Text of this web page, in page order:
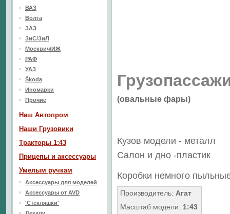
(овальные фары)
Кузов модели - металл
Салон и дно -пластик
Коробки немного
Производитель: Агат
Масштаб модели: 1:43
ВАЗ
Волга
ЗАЗ
ЗиС/ЗиЛ
Москвич/ИЖ
РАФ
УАЗ
Škoda
Иномарки
Прочие
Наш Aвтопром
Наши Грузовики
Тракторы 1:43
Прицепы и аксессуары
Умелым ручкам
Аксессуары для моделей
Аксессуары от AVD
'Стекляшки'